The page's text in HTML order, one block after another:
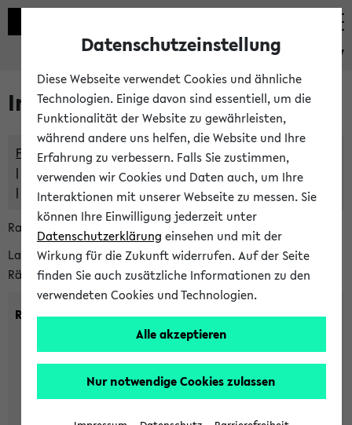
eKVV
Im eKVV verwaltete Räume
Freie Räume und Veranstaltungsüberschneidungen
Raumüberschneidungen
Hinweise der zentralen Raumvergabe
Raumanfragen:
raumvergabe@uni-bielefeld.de
Lassen Sie sich alle Räume anzeigen oder suchen Sie nach
Räumen mit bestimmten Eigenschaften:
Raumkriterien:
max. Plätze:
Datenschutzeinstellung
Diese Webseite verwendet Cookies und ähnliche
Technologien. Einige davon sind essentiell, um die
Funktionalität der Website zu gewährleisten,
während andere uns helfen, die Website und Ihre
Erfahrung zu verbessern. Falls Sie zustimmen,
verwenden wir Cookies und Daten auch, um Ihre
Interaktionen mit unserer Webseite zu messen. Sie
können Ihre Einwilligung jederzeit unter
Datenschutzerklärung einsehen und mit der
Wirkung für die Zukunft widerrufen. Auf der Seite
finden Sie auch zusätzliche Informationen zu den
verwendeten Cookies und Technologien.
Alle akzeptieren
Nur notwendige Cookies zulassen